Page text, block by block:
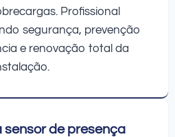
Profissional
segurança, prevenção
e renovação total da
sensor de presença